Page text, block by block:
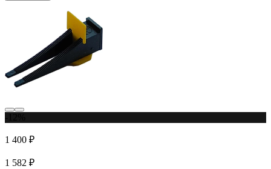
1 400 ₽
1 582 ₽